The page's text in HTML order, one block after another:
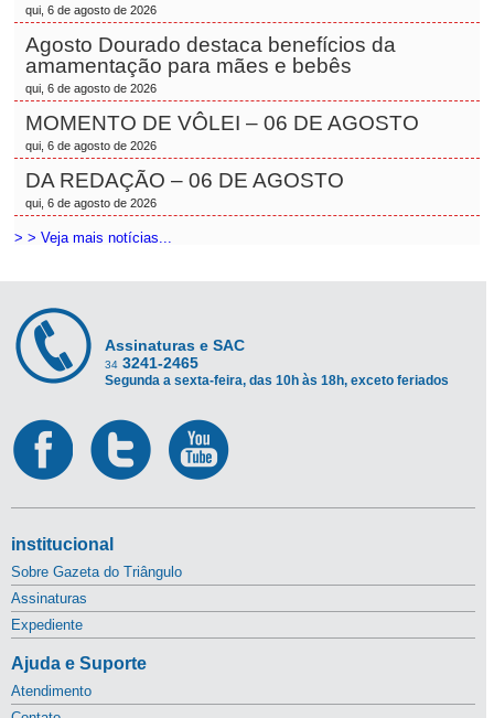
qui, 6 de agosto de 2026
Agosto Dourado destaca benefícios da
amamentação para mães e bebês
qui, 6 de agosto de 2026
MOMENTO DE VÔLEI – 06 DE AGOSTO
qui, 6 de agosto de 2026
DA REDAÇÃO – 06 DE AGOSTO
qui, 6 de agosto de 2026
> > Veja mais notícias...
Assinaturas e SAC
34 3241-2465
Segunda a sexta-feira, das 10h às 18h, exceto feriados
institucional
Sobre Gazeta do Triângulo
Assinaturas
Expediente
Ajuda e Suporte
Atendimento